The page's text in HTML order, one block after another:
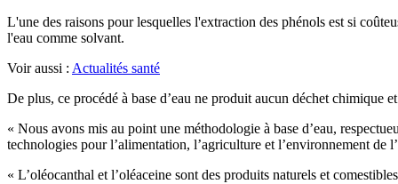
L'une des raisons pour lesquelles l'extraction des phénols est si
l'eau comme solvant.
Voir aussi : Actualités santé
De plus, ce procédé à base d’eau ne produit aucun déchet chimique
« Nous avons mis au point une méthodologie à base d’eau,
technologies pour l’alimentation, l’agriculture et l’environnement de
« L’oléocanthal et l’oléaceine sont des produits naturels et